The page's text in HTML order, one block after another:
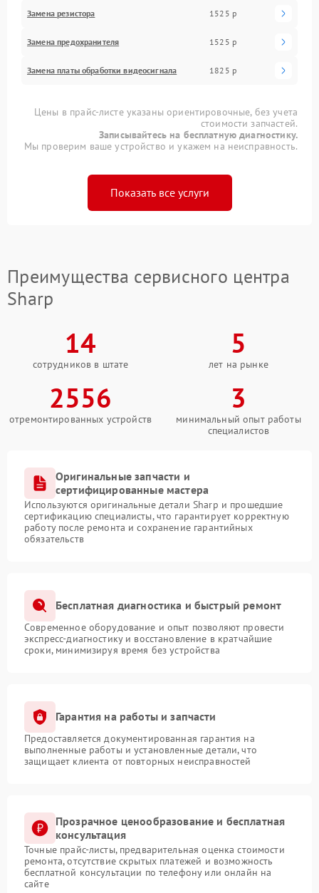
Замена резистора 1525 р
Замена предохранителя 1525 р
Замена платы обработки видеосигнала 1825 р
Цены в прайс-листе указаны ориентировочные, без учета
стоимости запчастей.
Записывайтесь на бесплатную диагностику.
Мы проверим ваше устройство и укажем на неисправность.
Показать все услуги
Преимущества сервисного центра
Sharp
14
сотрудников в штате
5
лет на рынке
2556
отремонтированных устройств
3
минимальный опыт работы
специалистов
Оригинальные запчасти и
сертифицированные мастера
Используются оригинальные детали Sharp и прошедшие
сертификацию специалисты, что гарантирует корректную
работу после ремонта и сохранение гарантийных
обязательств
Бесплатная диагностика и быстрый ремонт
Современное оборудование и опыт позволяют провести
экспресс-диагностику и восстановление в кратчайшие
сроки, минимизируя время без устройства
Гарантия на работы и запчасти
Предоставляется документированная гарантия на
выполненные работы и установленные детали, что
защищает клиента от повторных неисправностей
Прозрачное ценообразование и бесплатная
консультация
Точные прайс-листы, предварительная оценка стоимости
ремонта, отсутствие скрытых платежей и возможность
бесплатной консультации по телефону или онлайн на
сайте